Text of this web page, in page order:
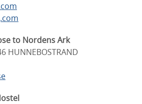
to Nordens Ark
HUNNEBOSTRAND